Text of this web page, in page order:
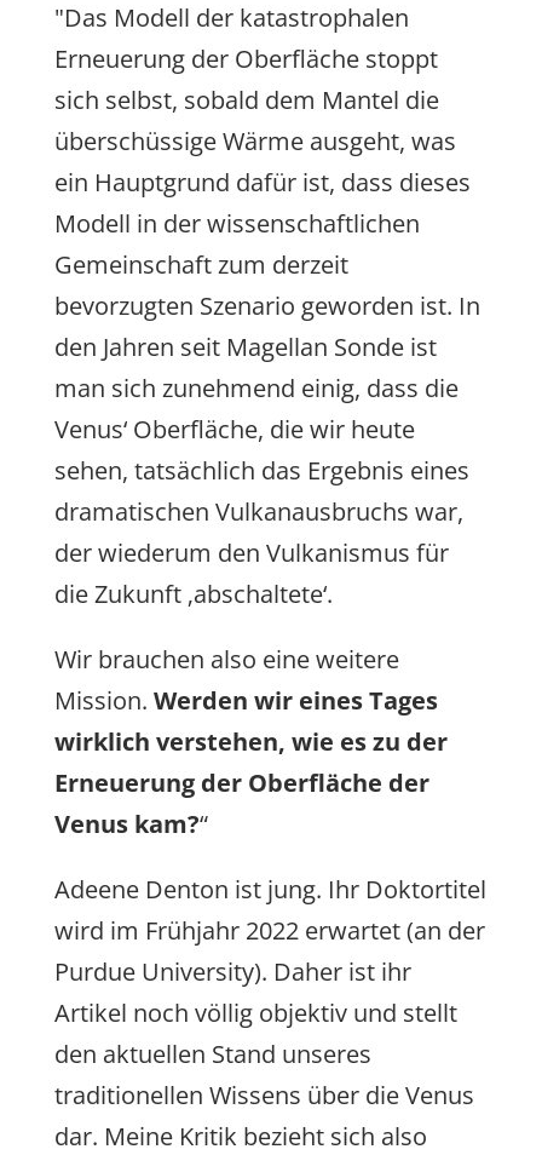
"Das Modell der katastrophalen
Erneuerung der Oberfläche stoppt
sich selbst, sobald dem Mantel die
überschüssige Wärme ausgeht, was
ein Hauptgrund dafür ist, dass dieses
Modell in der wissenschaftlichen
Gemeinschaft zum derzeit
bevorzugten Szenario geworden ist. In
den Jahren seit Magellan Sonde ist
man sich zunehmend einig, dass die
Venus‘ Oberfläche, die wir heute
sehen, tatsächlich das Ergebnis eines
dramatischen Vulkanausbruchs war,
der wiederum den Vulkanismus für
die Zukunft ‚abschaltete‘.
Wir brauchen also eine weitere
Mission. Werden wir eines Tages
wirklich verstehen, wie es zu der
Erneuerung der Oberfläche der
Venus kam?“
Adeene Denton ist jung. Ihr Doktortitel
wird im Frühjahr 2022 erwartet (an der
Purdue University). Daher ist ihr
Artikel noch völlig objektiv und stellt
den aktuellen Stand unseres
traditionellen Wissens über die Venus
dar. Meine Kritik bezieht sich also